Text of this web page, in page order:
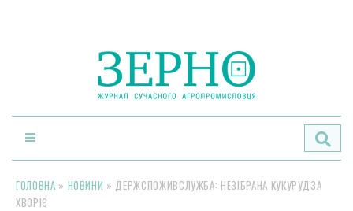
ГОЛОВНА » НОВИНИ » ДЕРЖСПОЖИВСЛУЖБА: НЕЗІБРАНА КУКУРУДЗА
ХВОРІЄ